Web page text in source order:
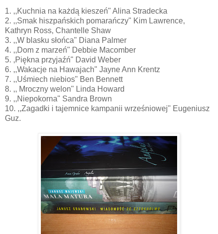
1. ,,Kuchnia na każdą kieszeń" Alina Stradecka
2. ,,Smak hiszpańskich pomarańczy" Kim Lawrence,
Kathryn Ross, Chantelle Shaw
3. ,,W blasku słońca" Diana Palmer
4. ,,Dom z marzeń" Debbie Macomber
5. ,Piękna przyjaźń" David Weber
6. ,,Wakacje na Hawajach" Jayne Ann Krentz
7. ,,Uśmiech niebios" Ben Bennett
8. ,, Mroczny welon" Linda Howard
9. ,,Niepokorna" Sandra Brown
10. ,,Zagadki i tajemnice kampanii wrześniowej" Eugeniusz
Guz.